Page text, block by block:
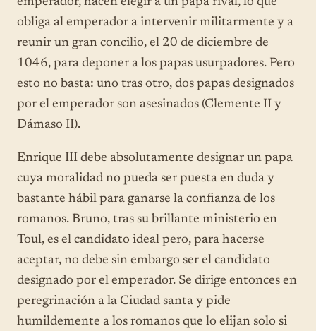
obliga al emperador a intervenir militarmente y a
reunir un gran concilio, el 20 de diciembre de
1046, para deponer a los papas usurpadores. Pero
esto no basta: uno tras otro, dos papas designados
por el emperador son asesinados (Clemente II y
Dámaso II).
Enrique III debe absolutamente designar un papa
cuya moralidad no pueda ser puesta en duda y
bastante hábil para ganarse la confianza de los
romanos. Bruno, tras su brillante ministerio en
Toul, es el candidato ideal pero, para hacerse
aceptar, no debe sin embargo ser el candidato
designado por el emperador. Se dirige entonces en
peregrinación a la Ciudad santa y pide
humildemente a los romanos que lo elijan solo si